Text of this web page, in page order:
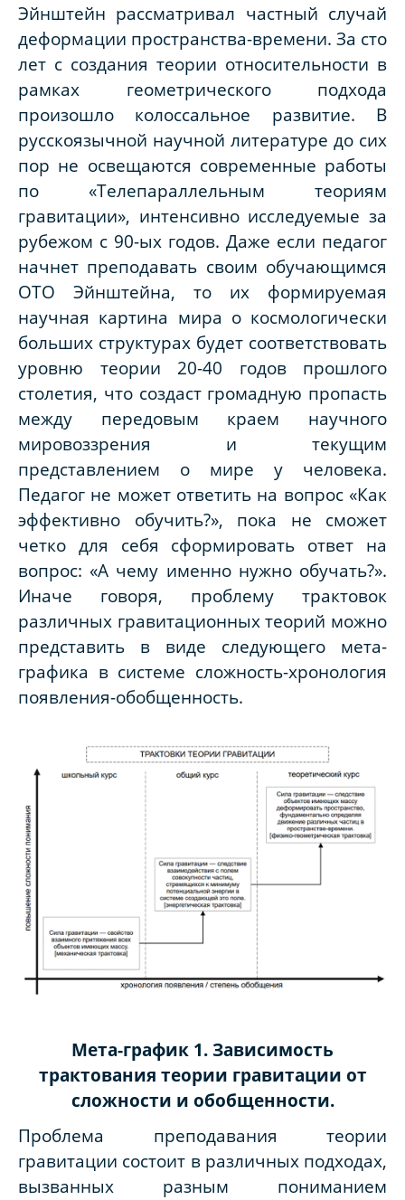
Эйнштейн рассматривал частный случай
деформации пространства-времени. За сто
лет с создания теории относительности в
рамках геометрического подхода
произошло колоссальное развитие. В
русскоязычной научной литературе до сих
пор не освещаются современные работы
по «Телепараллельным теориям
гравитации», интенсивно исследуемые за
рубежом с 90-ых годов. Даже если педагог
начнет преподавать своим обучающимся
ОТО Эйнштейна, то их формируемая
научная картина мира о космологически
больших структурах будет соответствовать
уровню теории 20-40 годов прошлого
столетия, что создаст громадную пропасть
между передовым краем научного
мировоззрения и текущим
представлением о мире у человека.
Педагог не может ответить на вопрос «Как
эффективно обучить?», пока не сможет
четко для себя сформировать ответ на
вопрос: «А чему именно нужно обучать?».
Иначе говоря, проблему трактовок
различных гравитационных теорий можно
представить в виде следующего мета-
графика в системе сложность-хронология
появления-обобщенность.
Мета-график 1. Зависимость
трактования теории гравитации от
сложности и обобщенности.
Проблема преподавания теории
гравитации состоит в различных подходах,
вызванных разным пониманием